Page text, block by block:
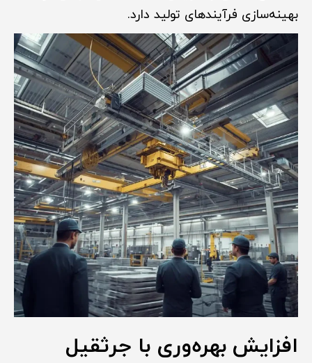
بهینه‌سازی فرآیندهای تولید دارد.
افزایش بهره‌وری با جرثقیل